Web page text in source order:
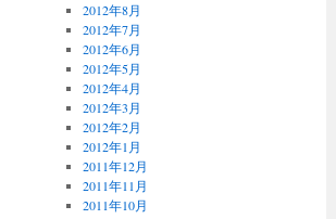
2012年8月
2012年7月
2012年6月
2012年5月
2012年4月
2012年3月
2012年2月
2012年1月
2011年12月
2011年11月
2011年10月